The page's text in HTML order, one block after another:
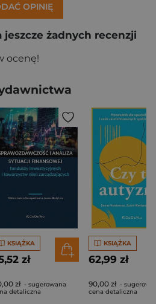
OPINIĘ
żadnych recenzji
ocenę!
KSIĄŻKA
zł
zł - sugerowana
detaliczna
KSIĄŻKA
62,99 zł
90,00 zł -
cena detaliczna